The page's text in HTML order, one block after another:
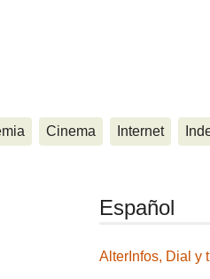
Cinema Internet
Español
AlterInfos, Dial y